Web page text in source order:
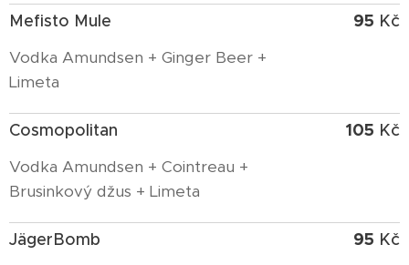
Mefisto Mule
Vodka Amundsen + Ginger Beer +
Limeta
95 Kč
Cosmopolitan
Vodka Amundsen + Cointreau +
Brusinkový džus + Limeta
105 Kč
JägerBomb
95 Kč